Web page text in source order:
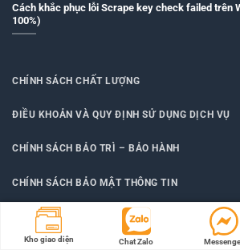
Kho giao diện Chat Zalo
Cách khắc phục lỗi Scrape key check failed trên
100%)
CHÍNH SÁCH CHẤT LƯỢNG
ĐIỀU KHOẢN VÀ QUY ĐỊNH SỬ DỤNG DỊCH VỤ
CHÍNH SÁCH BẢO TRÌ – BẢO HÀNH
CHÍNH SÁCH BẢO MẬT THÔNG TIN
HƯỚNG DẪN THANH TOÁN